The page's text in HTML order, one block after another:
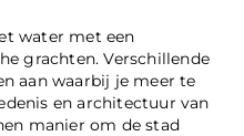
water met een
grachten. Verschillende
aan waarbij je meer te
en architectuur van
manier om de stad